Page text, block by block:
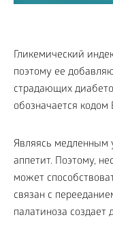
Гликемический
поэтому ее
страдающих
обозначается кодом
Являясь медленным
аппетит. Поэтому,
может
связан с
палатиноза